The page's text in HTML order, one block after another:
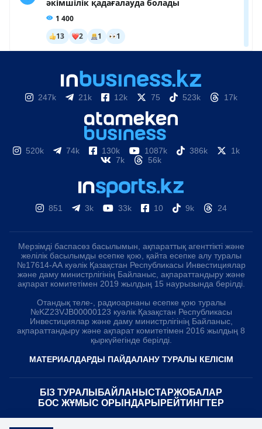
247k 21k 12k 75 523k 17k
520k 74k 130k 1087k 386k
1k
7k
56k
851 3k 33k 10 9k 24
Мерзімді баспасөз басылымын, ақпараттық агенттікті және
желілік басылымды есепке қою, қайта есепке алу туралы
№17614-АА куәлік Қазақстан Республикасы Инвестициялар
және даму министрлігінің Байланыс, ақпараттандыру және
ақпарат комитетімен 2019 жылдың 15 наурызында берілді.
Отандық теле-, радиоарнаны есепке қою туралы
№KZ23VJB00000123 куәлік Қазақстан Республикасы
Инвестициялар және даму министрлігінің Байланыс,
ақпараттандыру және ақпарат комитетімен 2016 жылдың 8
қыркүйегінде берілді.
МАТЕРИАЛДАРДЫ ПАЙДАЛАНУ ТУРАЛЫ КЕЛІСІМ
БІЗ ТУРАЛЫ БАЙЛАНЫСТАРЖОБАЛАР
БОС ЖҰМЫС ОРЫНДАРЫ РЕЙТИНГТЕР